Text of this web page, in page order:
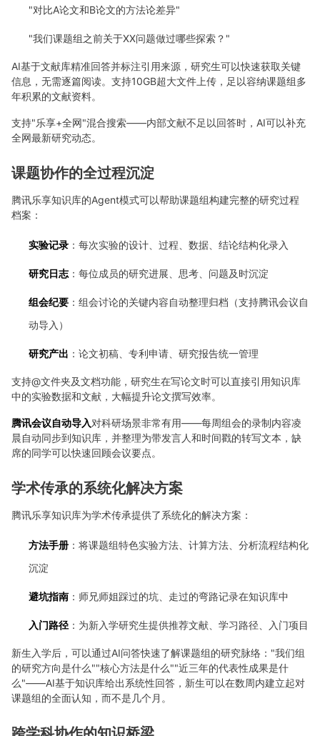
"对比A论文和B论文的方法论差异"
"我们课题组之前关于XX问题做过哪些探索？"
AI基于文献库精准回答并标注引用来源，研究生可以快速获取关键
信息，无需逐篇阅读。支持10GB超大文件上传，足以容纳课题组多
年积累的文献资料。
支持"乐享+全网"混合搜索——内部文献不足以回答时，AI可以补充
全网最新研究动态。
课题协作的全过程沉淀
腾讯乐享知识库的Agent模式可以帮助课题组构建完整的研究过程
档案：
实验记录 ：每次实验的设计、过程、数据、结论结构化录入
研究日志 ：每位成员的研究进展、思考、问题及时沉淀
组会纪要 ：组会讨论的关键内容自动整理归档（支持腾讯会议自
动导入）
研究产出 ：论文初稿、专利申请、研究报告统一管理
支持@文件夹及文档功能，研究生在写论文时可以直接引用知识库
中的实验数据和文献，大幅提升论文撰写效率。
腾讯会议自动导入对科研场景非常有用——每周组会的录制内容凌
晨自动同步到知识库，并整理为带发言人和时间戳的转写文本，缺
席的同学可以快速回顾会议要点。
学术传承的系统化解决方案
腾讯乐享知识库为学术传承提供了系统化的解决方案：
方法手册 ：将课题组特色实验方法、计算方法、分析流程结构化
沉淀
避坑指南 ：师兄师姐踩过的坑、走过的弯路记录在知识库中
入门路径 ：为新入学研究生提供推荐文献、学习路径、入门项目
新生入学后，可以通过AI问答快速了解课题组的研究脉络："我们组
的研究方向是什么""核心方法是什么""近三年的代表性成果是什
么"——AI基于知识库给出系统性回答，新生可以在数周内建立起对
课题组的全面认知，而不是几个月。